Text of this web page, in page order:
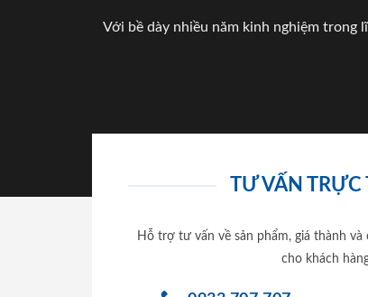
Với bề dày nhiều năm kinh nghiệm trong
TƯ VẤN TRỰC
Hỗ trợ tư vấn về sản phẩm, giá thành
cho khách